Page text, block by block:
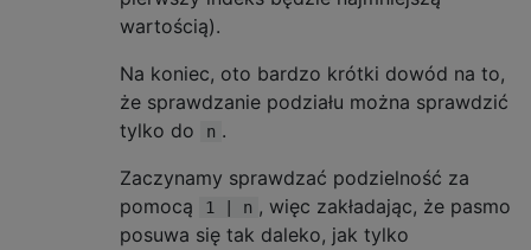
wartością).
Na koniec, oto bardzo krótki dowód na to,
że sprawdzanie podziału można sprawdzić
tylko do
n .
Zaczynamy sprawdzać podzielność za
pomocą
1 | n , więc zakładając, że pasmo
posuwa się tak daleko, jak tylko